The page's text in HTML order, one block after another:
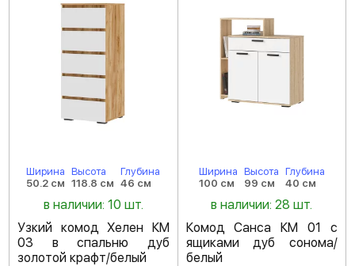
Ширина
50.2 см
Высота
118.8 см
Глубина
46 см
в наличии: 10 шт.
Узкий комод Хелен КМ
03 в спальню дуб
золотой крафт/белый
Ширина
100 см
Высота
99 см
Глубина
40 см
в наличии: 28 шт.
Комод Санса КМ 01 с
ящиками дуб сонома/
белый